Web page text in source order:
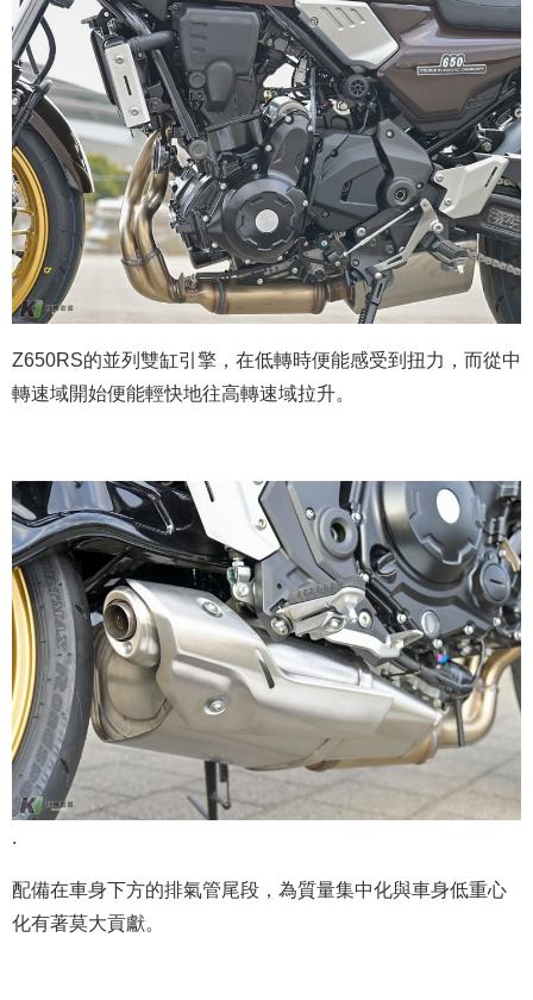
Z650RS的並列雙缸引擎，在低轉時便能感受到扭力，而從中
轉速域開始便能輕快地往高轉速域拉升。
.
配備在車身下方的排氣管尾段，為質量集中化與車身低重心
化有著莫大貢獻。